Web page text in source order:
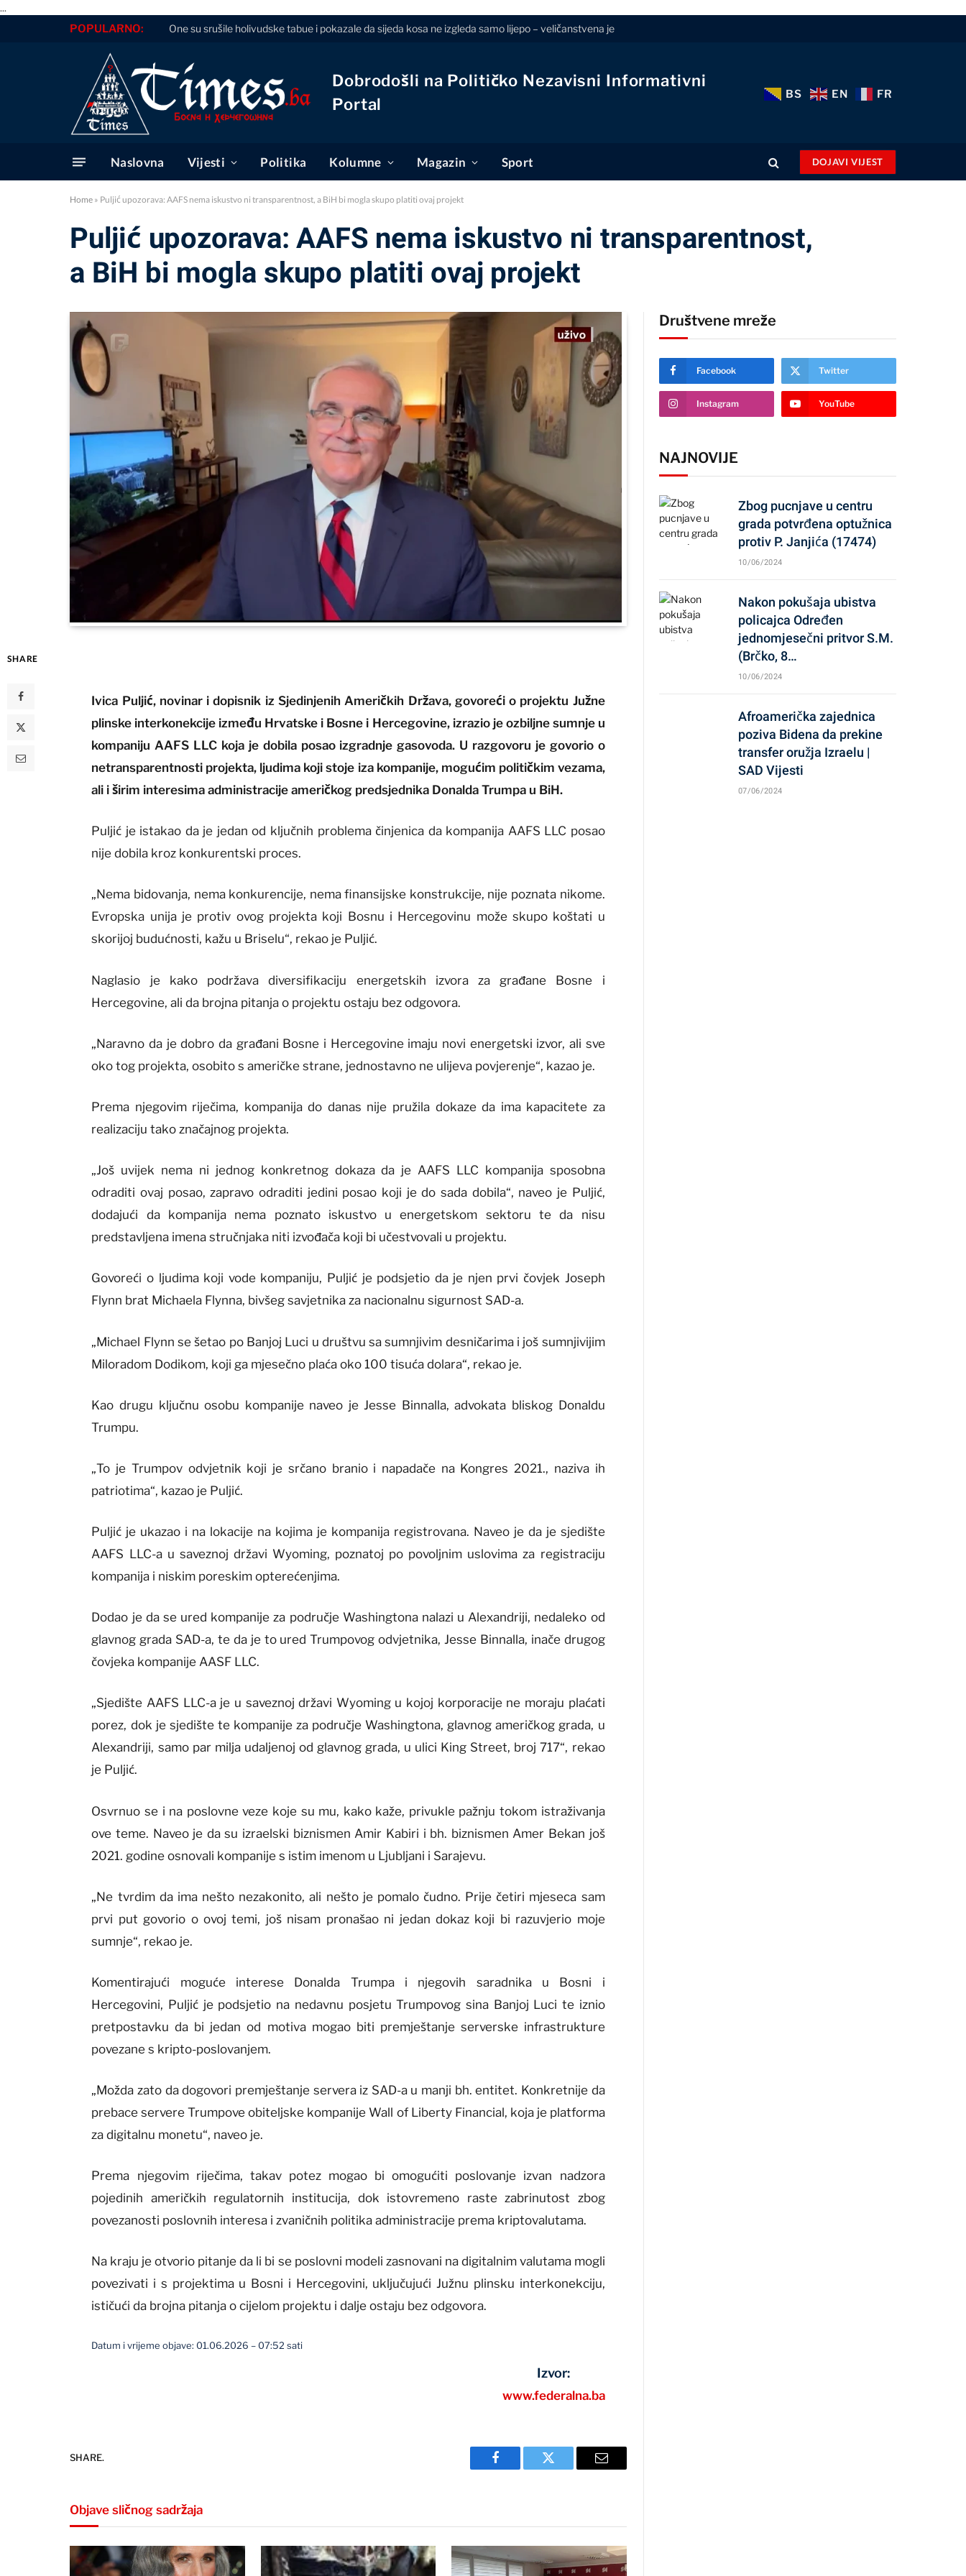
...
POPULARNO: One su srušile holivudske tabue i pokazale da sijeda kosa ne izgleda samo lijepo – veličanstvena je
Dobrodošli na Političko Nezavisni Informativni
Portal
BS EN FR
Naslovna Vijesti Politika Kolumne Magazin Sport DOJAVI VIJEST
Home » Puljić upozorava: AAFS nema iskustvo ni transparentnost, a BiH bi mogla skupo platiti ovaj projekt
Puljić upozorava: AAFS nema iskustvo ni transparentnost,
a BiH bi mogla skupo platiti ovaj projekt
SHARE
Ivica Puljić, novinar i dopisnik iz Sjedinjenih Američkih Država, govoreći o projektu Južne
plinske interkonekcije između Hrvatske i Bosne i Hercegovine, izrazio je ozbiljne sumnje u
kompaniju AAFS LLC koja je dobila posao izgradnje gasovoda. U razgovoru je govorio o
netransparentnosti projekta, ljudima koji stoje iza kompanije, mogućim političkim vezama,
ali i širim interesima administracije američkog predsjednika Donalda Trumpa u BiH.
Puljić je istakao da je jedan od ključnih problema činjenica da kompanija AAFS LLC posao
nije dobila kroz konkurentski proces.
„Nema bidovanja, nema konkurencije, nema finansijske konstrukcije, nije poznata nikome.
Evropska unija je protiv ovog projekta koji Bosnu i Hercegovinu može skupo koštati u
skorijoj budućnosti, kažu u Briselu“, rekao je Puljić.
Naglasio je kako podržava diversifikaciju energetskih izvora za građane Bosne i
Hercegovine, ali da brojna pitanja o projektu ostaju bez odgovora.
„Naravno da je dobro da građani Bosne i Hercegovine imaju novi energetski izvor, ali sve
oko tog projekta, osobito s američke strane, jednostavno ne ulijeva povjerenje“, kazao je.
Prema njegovim riječima, kompanija do danas nije pružila dokaze da ima kapacitete za
realizaciju tako značajnog projekta.
„Još uvijek nema ni jednog konkretnog dokaza da je AAFS LLC kompanija sposobna
odraditi ovaj posao, zapravo odraditi jedini posao koji je do sada dobila“, naveo je Puljić,
dodajući da kompanija nema poznato iskustvo u energetskom sektoru te da nisu
predstavljena imena stručnjaka niti izvođača koji bi učestvovali u projektu.
Govoreći o ljudima koji vode kompaniju, Puljić je podsjetio da je njen prvi čovjek Joseph
Flynn brat Michaela Flynna, bivšeg savjetnika za nacionalnu sigurnost SAD-a.
„Michael Flynn se šetao po Banjoj Luci u društvu sa sumnjivim desničarima i još sumnjivijim
Miloradom Dodikom, koji ga mjesečno plaća oko 100 tisuća dolara“, rekao je.
Kao drugu ključnu osobu kompanije naveo je Jesse Binnalla, advokata bliskog Donaldu
Trumpu.
„To je Trumpov odvjetnik koji je srčano branio i napadače na Kongres 2021., naziva ih
patriotima“, kazao je Puljić.
Puljić je ukazao i na lokacije na kojima je kompanija registrovana. Naveo je da je sjedište
AAFS LLC-a u saveznoj državi Wyoming, poznatoj po povoljnim uslovima za registraciju
kompanija i niskim poreskim opterećenjima.
Dodao je da se ured kompanije za područje Washingtona nalazi u Alexandriji, nedaleko od
glavnog grada SAD-a, te da je to ured Trumpovog odvjetnika, Jesse Binnalla, inače drugog
čovjeka kompanije AASF LLC.
„Sjedište AAFS LLC-a je u saveznoj državi Wyoming u kojoj korporacije ne moraju plaćati
porez, dok je sjedište te kompanije za područje Washingtona, glavnog američkog grada, u
Alexandriji, samo par milja udaljenoj od glavnog grada, u ulici King Street, broj 717“, rekao
je Puljić.
Osvrnuo se i na poslovne veze koje su mu, kako kaže, privukle pažnju tokom istraživanja
ove teme. Naveo je da su izraelski biznismen Amir Kabiri i bh. biznismen Amer Bekan još
2021. godine osnovali kompanije s istim imenom u Ljubljani i Sarajevu.
„Ne tvrdim da ima nešto nezakonito, ali nešto je pomalo čudno. Prije četiri mjeseca sam
prvi put govorio o ovoj temi, još nisam pronašao ni jedan dokaz koji bi razuvjerio moje
sumnje“, rekao je.
Komentirajući moguće interese Donalda Trumpa i njegovih saradnika u Bosni i
Hercegovini, Puljić je podsjetio na nedavnu posjetu Trumpovog sina Banjoj Luci te iznio
pretpostavku da bi jedan od motiva mogao biti premještanje serverske infrastrukture
povezane s kripto-poslovanjem.
„Možda zato da dogovori premještanje servera iz SAD-a u manji bh. entitet. Konkretnije da
prebace servere Trumpove obiteljske kompanije Wall of Liberty Financial, koja je platforma
za digitalnu monetu“, naveo je.
Prema njegovim riječima, takav potez mogao bi omogućiti poslovanje izvan nadzora
pojedinih američkih regulatornih institucija, dok istovremeno raste zabrinutost zbog
povezanosti poslovnih interesa i zvaničnih politika administracije prema kriptovalutama.
Na kraju je otvorio pitanje da li bi se poslovni modeli zasnovani na digitalnim valutama mogli
povezivati i s projektima u Bosni i Hercegovini, uključujući Južnu plinsku interkonekciju,
ističući da brojna pitanja o cijelom projektu i dalje ostaju bez odgovora.
Datum i vrijeme objave: 01.06.2026 – 07:52 sati
Izvor:
www.federalna.ba
SHARE.
Facebook Twitter Email
Objave sličnog sadržaja
Društvene mreže
Facebook Twitter
Instagram YouTube
NAJNOVIJE
Zbog pucnjave u centru
grada potvrđena optužnica
protiv P. Janjića (17474)
10/06/2024
Nakon pokušaja ubistva
policajca Određen
jednomjesečni pritvor S.M.
(Brčko, 8…
10/06/2024
Afroamerička zajednica
poziva Bidena da prekine
transfer oružja Izraelu |
SAD Vijesti
07/06/2024